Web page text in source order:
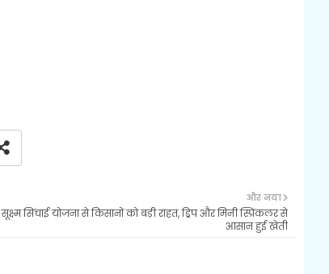
और नया
सूक्ष्म सिंचाई योजना से किसानों को बड़ी राहत, ड्रिप और मिनी स्प्रिंकलर से
आसान हुई खेती